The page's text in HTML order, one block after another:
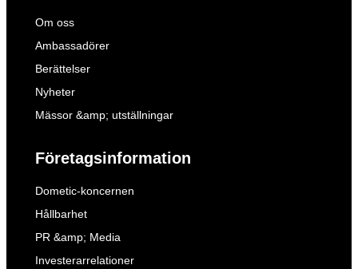
Om oss
Ambassadörer
Berättelser
Nyheter
Mässor &amp; utställningar
Företagsinformation
Dometic-koncernen
Hållbarhet
PR &amp; Media
Investerarrelationer